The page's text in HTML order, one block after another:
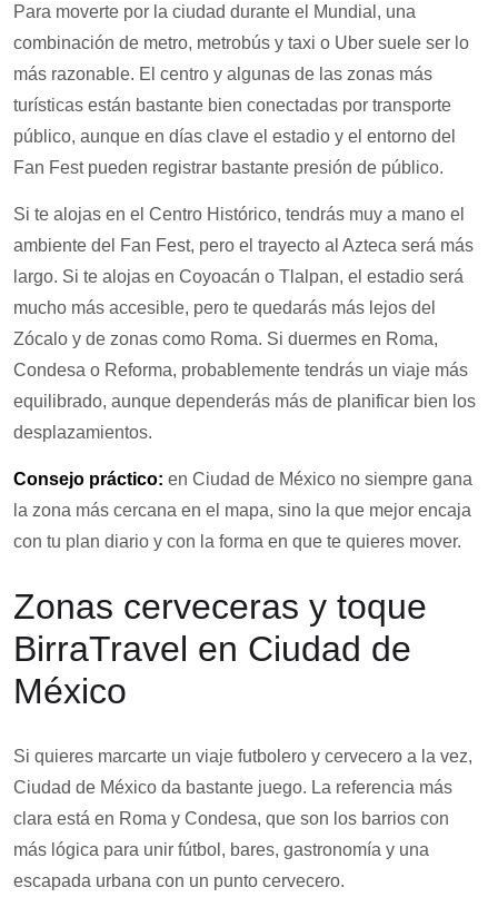
Para moverte por la ciudad durante el Mundial, una
combinación de metro, metrobús y taxi o Uber suele ser lo
más razonable. El centro y algunas de las zonas más
turísticas están bastante bien conectadas por transporte
público, aunque en días clave el estadio y el entorno del
Fan Fest pueden registrar bastante presión de público.
Si te alojas en el Centro Histórico, tendrás muy a mano el
ambiente del Fan Fest, pero el trayecto al Azteca será más
largo. Si te alojas en Coyoacán o Tlalpan, el estadio será
mucho más accesible, pero te quedarás más lejos del
Zócalo y de zonas como Roma. Si duermes en Roma,
Condesa o Reforma, probablemente tendrás un viaje más
equilibrado, aunque dependerás más de planificar bien los
desplazamientos.
Consejo práctico: en Ciudad de México no siempre gana
la zona más cercana en el mapa, sino la que mejor encaja
con tu plan diario y con la forma en que te quieres mover.
Zonas cerveceras y toque
BirraTravel en Ciudad de
México
Si quieres marcarte un viaje futbolero y cervecero a la vez,
Ciudad de México da bastante juego. La referencia más
clara está en Roma y Condesa, que son los barrios con
más lógica para unir fútbol, bares, gastronomía y una
escapada urbana con un punto cervecero.